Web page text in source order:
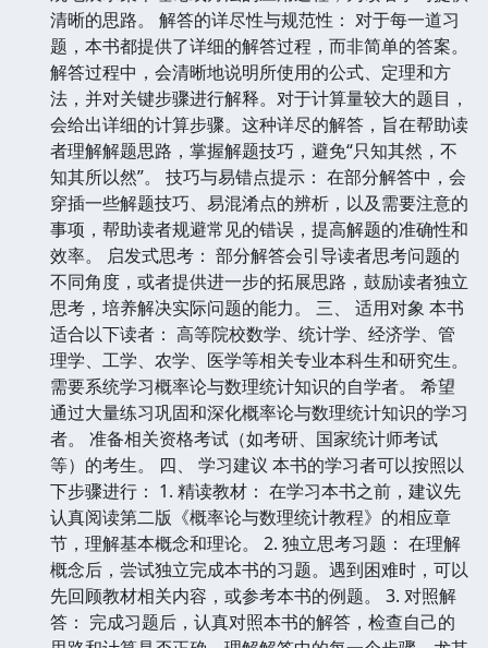
清晰的思路。 解答的详尽性与规范性： 对于每一道习
题，本书都提供了详细的解答过程，而非简单的答案。
解答过程中，会清晰地说明所使用的公式、定理和方
法，并对关键步骤进行解释。对于计算量较大的题目，
会给出详细的计算步骤。这种详尽的解答，旨在帮助读
者理解解题思路，掌握解题技巧，避免“只知其然，不
知其所以然”。 技巧与易错点提示： 在部分解答中，会
穿插一些解题技巧、易混淆点的辨析，以及需要注意的
事项，帮助读者规避常见的错误，提高解题的准确性和
效率。 启发式思考： 部分解答会引导读者思考问题的
不同角度，或者提供进一步的拓展思路，鼓励读者独立
思考，培养解决实际问题的能力。 三、 适用对象 本书
适合以下读者： 高等院校数学、统计学、经济学、管
理学、工学、农学、医学等相关专业本科生和研究生。
需要系统学习概率论与数理统计知识的自学者。 希望
通过大量练习巩固和深化概率论与数理统计知识的学习
者。 准备相关资格考试（如考研、国家统计师考试
等）的考生。 四、 学习建议 本书的学习者可以按照以
下步骤进行： 1. 精读教材： 在学习本书之前，建议先
认真阅读第二版《概率论与数理统计教程》的相应章
节，理解基本概念和理论。 2. 独立思考习题： 在理解
概念后，尝试独立完成本书的习题。遇到困难时，可以
先回顾教材相关内容，或参考本书的例题。 3. 对照解
答： 完成习题后，认真对照本书的解答，检查自己的